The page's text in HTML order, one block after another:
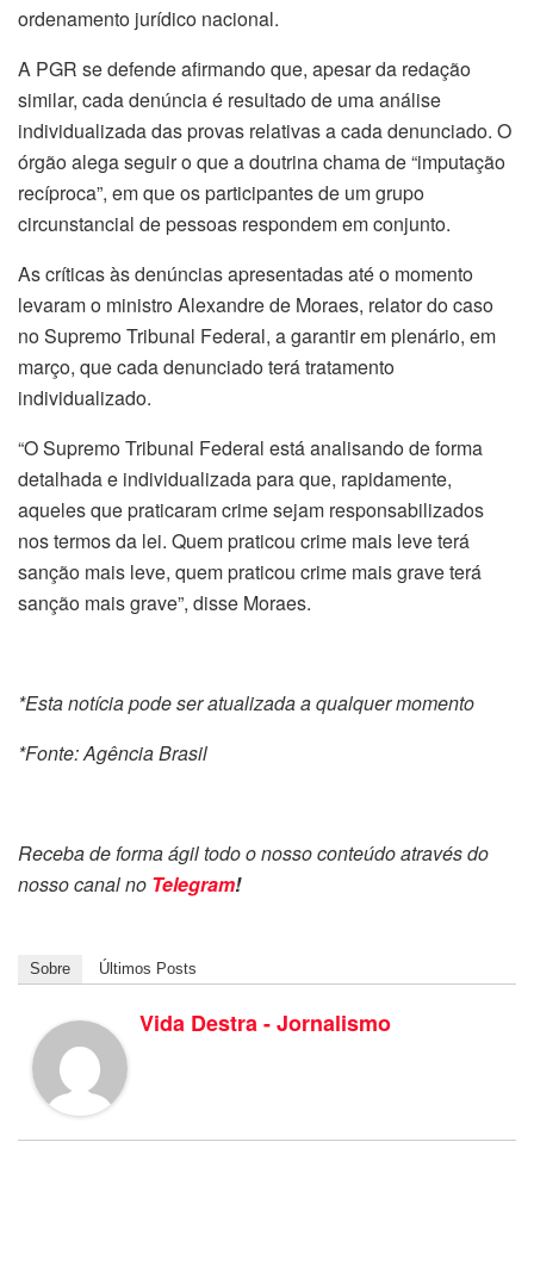
ordenamento jurídico nacional.
A PGR se defende afirmando que, apesar da redação
similar, cada denúncia é resultado de uma análise
individualizada das provas relativas a cada denunciado. O
órgão alega seguir o que a doutrina chama de “imputação
recíproca”, em que os participantes de um grupo
circunstancial de pessoas respondem em conjunto.
As críticas às denúncias apresentadas até o momento
levaram o ministro Alexandre de Moraes, relator do caso
no Supremo Tribunal Federal, a garantir em plenário, em
março, que cada denunciado terá tratamento
individualizado.
“O Supremo Tribunal Federal está analisando de forma
detalhada e individualizada para que, rapidamente,
aqueles que praticaram crime sejam responsabilizados
nos termos da lei. Quem praticou crime mais leve terá
sanção mais leve, quem praticou crime mais grave terá
sanção mais grave”, disse Moraes.
*Esta notícia pode ser atualizada a qualquer momento
*Fonte: Agência Brasil
Receba de forma ágil todo o nosso conteúdo através do
nosso canal no Telegram!
Sobre Últimos Posts
Vida Destra - Jornalismo